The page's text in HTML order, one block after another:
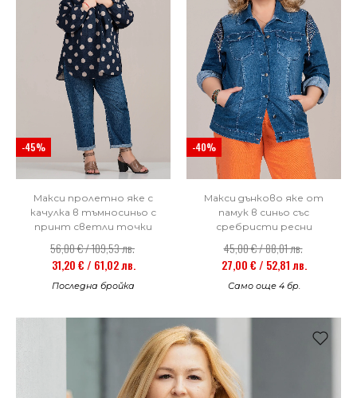
-45%
Макси пролетно яке с
качулка в тъмносиньо с
принт светли точки
56,00 € / 109,53 лв.
31,20 € / 61,02 лв.
Последна бройка
-40%
Макси дънково яке от
памук в синьо със
сребристи ресни
45,00 € / 88,01 лв.
27,00 € / 52,81 лв.
Само още 4 бр.